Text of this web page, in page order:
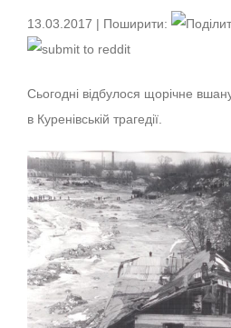
13.03.2017 | Поширити:
Сьогодні відбулося щорічне
в Куренівській трагедії